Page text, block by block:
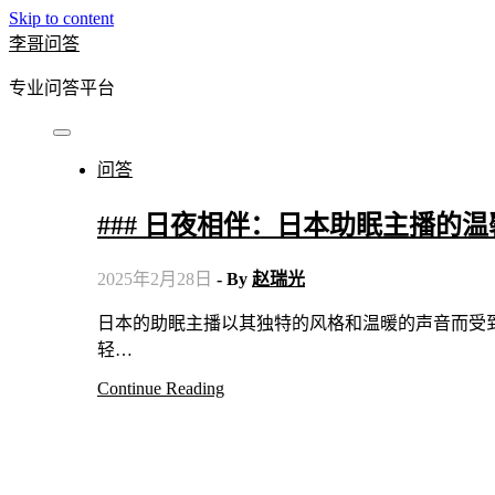
Skip to content
李哥问答
专业问答平台
问答
### 日夜相伴：日本助眠主播的
2025年2月28日 - By 赵瑞光
日本的助眠主播以其独特的风格和温暖的声音而受到广泛欢迎。她们通常在直播中通过讲故事、朗读书籍或播放
轻…
Continue Reading